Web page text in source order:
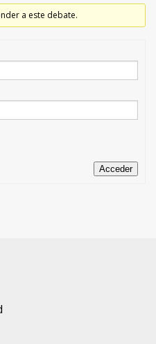
a este debate.
Acceder